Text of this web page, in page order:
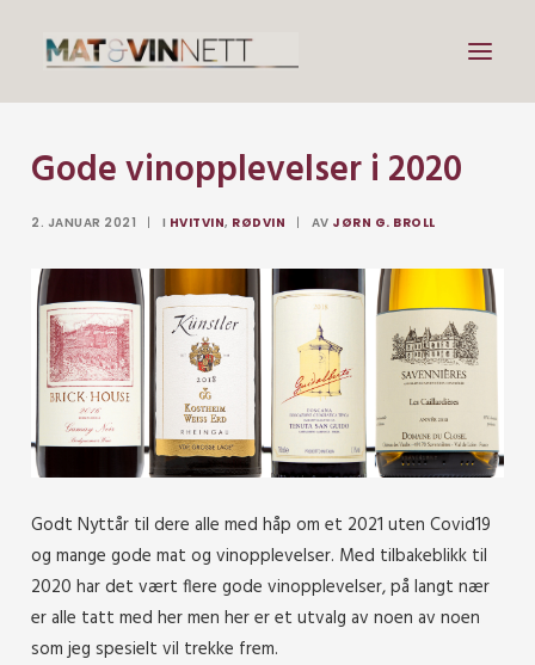
Mat
Lenker
Om vin
Om meg
Gode vinopplevelser i 2020
2. JANUAR 2021 | I HVITVIN, RØDVIN | AV JØRN G. BROLL
Godt Nyttår til dere alle med håp om et 2021 uten Covid19
og mange gode mat og vinopplevelser. Med tilbakeblikk til
2020 har det vært flere gode vinopplevelser, på langt nær
er alle tatt med her men her er et utvalg av noen av noen
som jeg spesielt vil trekke frem.